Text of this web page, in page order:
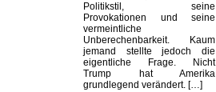
Politikstil, seine
Provokationen und seine
vermeintliche
Unberechenbarkeit. Kaum
jemand stellte jedoch die
eigentliche Frage. Nicht
Trump hat Amerika
grundlegend verändert. […]